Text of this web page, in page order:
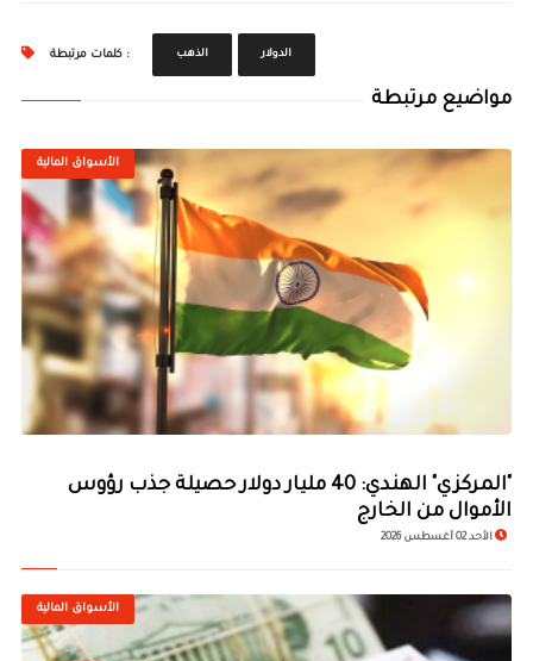
كلمات مرتبطة : الذهب الدولار
مواضيع مرتبطة
الأسواق المالية
"المركزي" الهندي: 40 مليار دولار حصيلة جذب رؤوس
الأموال من الخارج
الأحد 02 أغسطس 2026
الأسواق المالية